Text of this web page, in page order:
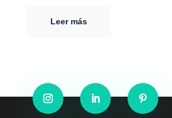
Leer más